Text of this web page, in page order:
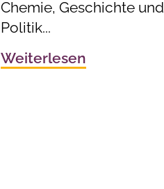
Chemie, Geschichte und
Politik...
Weiterlesen